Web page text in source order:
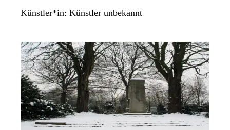
Künstler*in: Künstler unbekannt